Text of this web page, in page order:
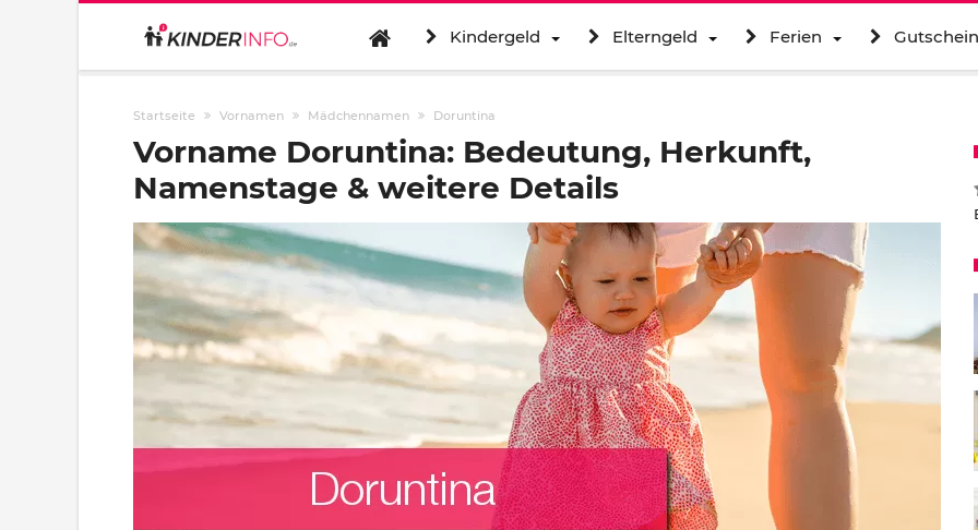
Kindergeld Elterngeld Ferien
Startseite Vornamen Mädchennamen Doruntina
Vorname Doruntina: Bedeutung, Herkunft,
Namenstage & weitere Details